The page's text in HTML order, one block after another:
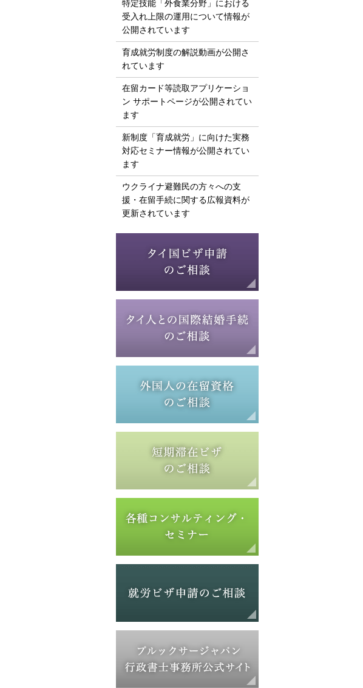
特定技能「外食業分野」における
受入れ上限の運用について情報が
公開されています
育成就労制度の解説動画が公開さ
れています
在留カード等読取アプリケーショ
ン サポートページが公開されてい
ます
新制度「育成就労」に向けた実務
対応セミナー情報が公開されてい
ます
ウクライナ避難民の方々への支
援・在留手続に関する広報資料が
更新されています